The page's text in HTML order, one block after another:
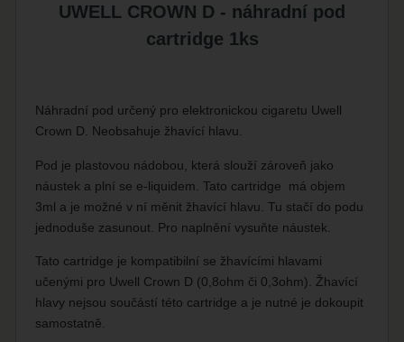
UWELL CROWN D - náhradní pod
cartridge 1ks
Náhradní pod určený pro elektronickou cigaretu Uwell
Crown D. Neobsahuje žhavící hlavu.
Pod je plastovou nádobou, která slouží zároveň jako
náustek a plní se e-liquidem. Tato cartridge má objem
3ml a je možné v ní měnit žhavící hlavu. Tu stačí do podu
jednoduše zasunout. Pro naplnění vysuňte náustek.
Tato cartridge je kompatibilní se žhavícími hlavami
učenými pro Uwell Crown D (0,8ohm či 0,3ohm). Žhavící
hlavy nejsou součástí této cartridge a je nutné je dokoupit
samostatně.